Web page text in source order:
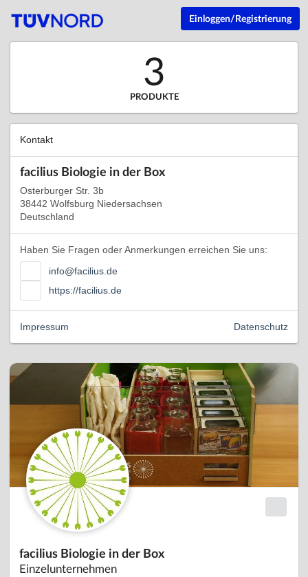
Einloggen/Registrierung
facilius Biologie in der Box
Einzelunternehmen
3
PRODUKTE
Kontakt
facilius Biologie in der Box
Osterburger Str. 3b
38442 Wolfsburg Niedersachsen
Deutschland
Haben Sie Fragen oder Anmerkungen erreichen Sie uns:
info@facilius.de
https://facilius.de
Datenschutz
Impressum